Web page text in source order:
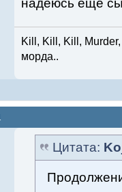
Kill, Kill, Kill,
морда..
Цитата: